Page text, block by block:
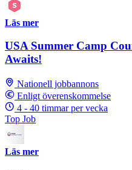
Läs mer
USA Summer Camp
Awaits!
Nationell jobbannons
Enligt överenskommelse
4 - 40 timmar per vecka
Top Job
Läs mer